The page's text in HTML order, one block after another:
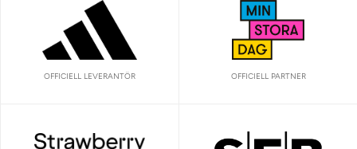
OFFICIELL LEVERANTÖR OFFICIELL PARTNER